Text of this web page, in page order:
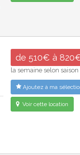
de 510€ à
la semaine selon saison
Ajoutez à ma
Voir cette location